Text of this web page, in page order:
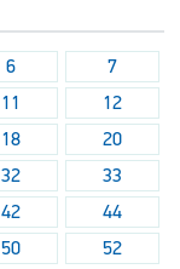
6
7
11
12
18
20
32
33
42
44
50 52